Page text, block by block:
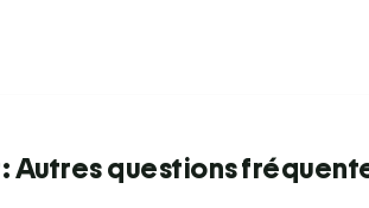
Autres questions